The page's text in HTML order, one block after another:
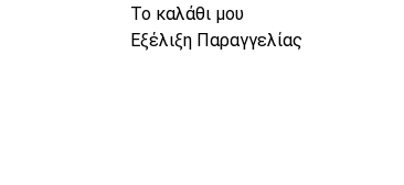
Το καλάθι μου
Εξέλιξη Παραγγελίας